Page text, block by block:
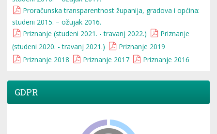
Proračunska transparentnost županija, gradova i općina:
studeni 2015. – ožujak 2016.
Priznanje (studeni 2021. - travanj 2022.)
Priznanje
(studeni 2020. - travanj 2021.)
Priznanje 2019
Priznanje 2018
Priznanje 2017 Priznanje 2016
GDPR